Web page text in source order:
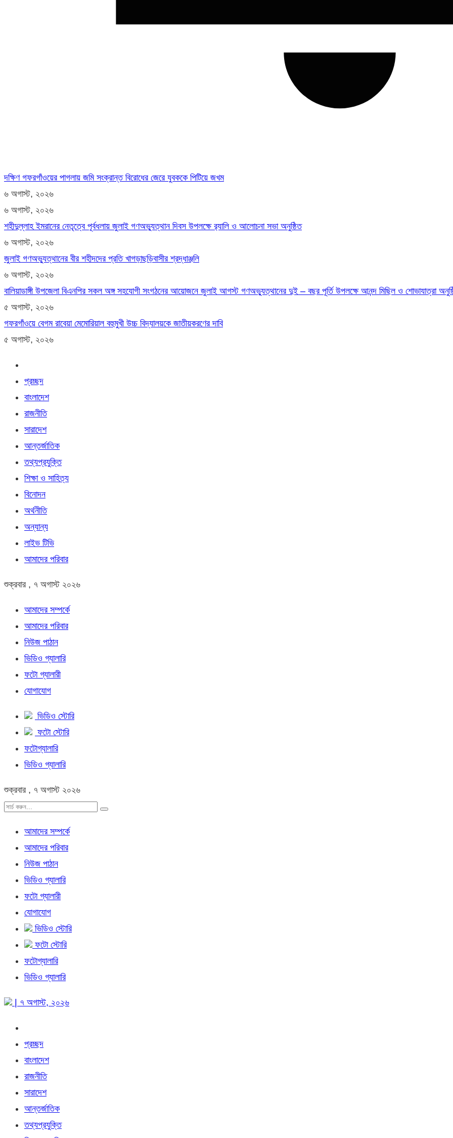
দক্ষিণ গফরগাঁওয়ের পাগলায় জমি সংক্রান্ত বিরোধের জেরে যুবককে পিটিয়ে জখম
৬ অগাস্ট, ২০২৬
৬ অগাস্ট, ২০২৬
শহীদুল্লাহ ইমরানের নেতৃত্বে পূর্বধলায় জুলাই গণঅভ্যুত্থান দিবস উপলক্ষে র‍্যালি ও আলোচনা সভা অনুষ্ঠিত
৬ অগাস্ট, ২০২৬
জুলাই গণঅভ্যুত্থানের বীর শহীদদের প্রতি খাগড়াছড়িবাসীর শ্রদ্ধাঞ্জলি
৬ অগাস্ট, ২০২৬
বালিয়াডাঙ্গী উপজেলা বিএনপির সকল অঙ্গ সহযোগী সংগঠনের আয়োজনে জুলাই আগস্ট গণঅভ্যুত্থানের দুই – বছর পূর্তি উপলক্ষে আনন্দ মিছিল ও শোভাযাত্রা
৫ অগাস্ট, ২০২৬
গফরগাঁওয়ে বেগম রাবেয়া মেমোরিয়াল বহুমুখী উচ্চ বিদ্যালয়কে জাতীয়করণের দাবি
৫ অগাস্ট, ২০২৬
প্রচ্ছদ
বাংলাদেশ
রাজনীতি
সারাদেশ
আন্তর্জাতিক
তথ্যপ্রযুক্তি
শিক্ষা ও সাহিত্য
বিনোদন
অর্থনীতি
অন্যান্য
লাইভ টিভি
আমাদের পরিবার
শুক্রবার , ৭ অগাস্ট ২০২৬
আমাদের সম্পর্কে
আমাদের পরিবার
নিউজ পাঠান
ভিডিও গ্যালারি
ফটো গ্যালারী
যোগাযোগ
ভিডিও স্টোরি
ফটো স্টোরি
ফটোগ্যালারি
ভিডিও গ্যালারি
শুক্রবার , ৭ অগাস্ট ২০২৬
আমাদের সম্পর্কে
আমাদের পরিবার
নিউজ পাঠান
ভিডিও গ্যালারি
ফটো গ্যালারী
যোগাযোগ
ভিডিও স্টোরি
ফটো স্টোরি
ফটোগ্যালারি
ভিডিও গ্যালারি
| ৭ অগাস্ট, ২০২৬
প্রচ্ছদ
বাংলাদেশ
রাজনীতি
সারাদেশ
আন্তর্জাতিক
তথ্যপ্রযুক্তি